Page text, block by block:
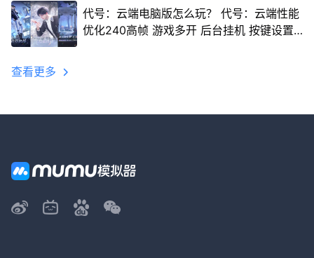
代号：云端电脑版怎么玩？ 代号：云端性能
优化240高帧 游戏多开 后台挂机 按键设置
查看更多